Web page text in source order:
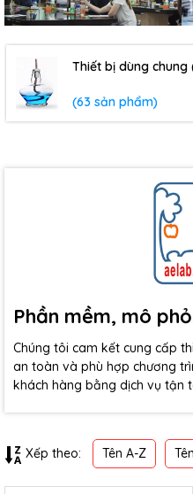
Thiết bị dùng chung
(63 sản phẩm)
Phần mềm, mô
Chúng tôi cam kết cung cấp
an toàn và phù hợp chương
khách hàng bằng dịch vụ tận
Xếp theo: Tên A-Z